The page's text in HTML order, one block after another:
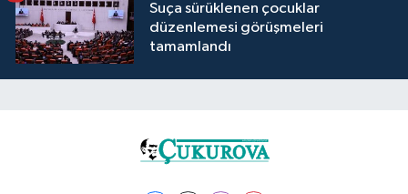
Suça sürüklenen çocuklar
düzenlemesi görüşmeleri
tamamlandı